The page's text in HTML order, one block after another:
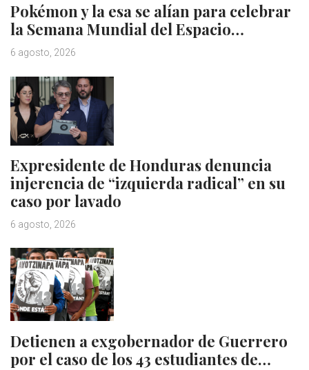
Pokémon y la esa se alían para celebrar
la Semana Mundial del Espacio…
6 agosto, 2026
Expresidente de Honduras denuncia
injerencia de “izquierda radical” en su
caso por lavado
6 agosto, 2026
Detienen a exgobernador de Guerrero
por el caso de los 43 estudiantes de…